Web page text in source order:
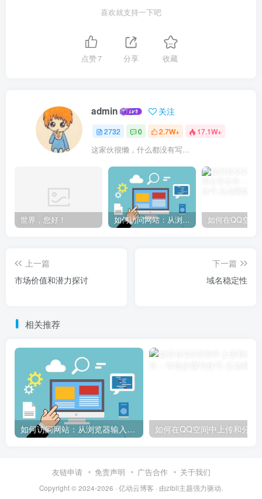
喜欢就支持一下吧
点赞7 分享 收藏
admin 关注
2732 0 2.7W+ 17.1W+
这家伙很懒，什么都没有写...
世界，您好！ 如何访问网站：从浏览器输入到页面加载的完整步骤详解
上一篇
市场价值和潜力探讨
下一篇
域名稳定性
相关推荐
如何访问网站：从浏览器输入到页面加载的完整步骤详解
友链申请 免责声明 广告合作 关于我们
Copyright © 2024-2026 · 亿动云博客 · 由zibll主题强力驱动.